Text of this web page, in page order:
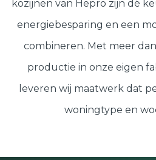
kozijnen van Hepro zijn dé
energiebesparing en een
combineren. Met meer
productie in onze eigen
leveren wij maatwerk dat
woningtype en
Schuifpuien
SHOWROOM BEZOEKEN
Afspraak
Start